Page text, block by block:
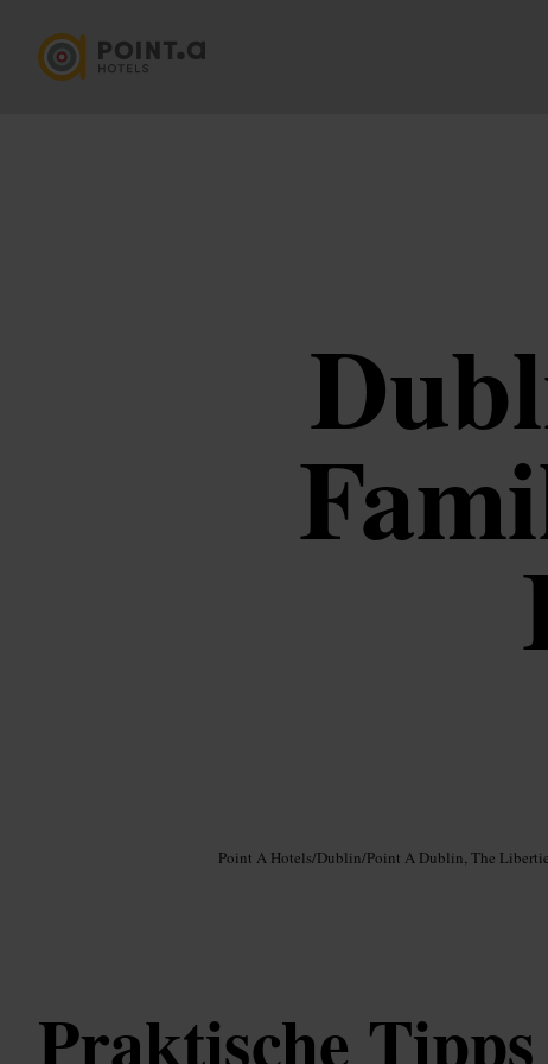
Point A Hotels/Dublin/Point A Dublin, The
Praktische